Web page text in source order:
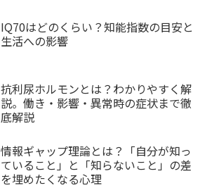
IQ70はどのくらい？知能指数の目安と
生活への影響
抗利尿ホルモンとは？わかりやすく解
説。働き・影響・異常時の症状まで徹
底解説
情報ギャップ理論とは？「自分が知っ
ていること」と「知らないこと」の差
を埋めたくなる心理